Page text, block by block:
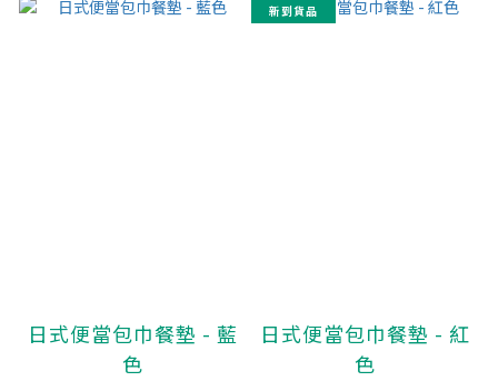
日式便當包巾餐墊 - 藍
色
新到貨品
日式便當包巾餐墊 - 紅
色